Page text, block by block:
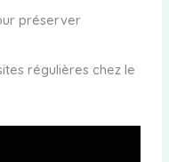
préserver
régulières chez le